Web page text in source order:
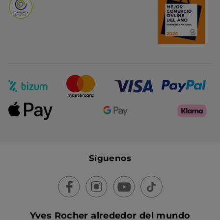
Síguenos
Yves Rocher alrededor del mundo